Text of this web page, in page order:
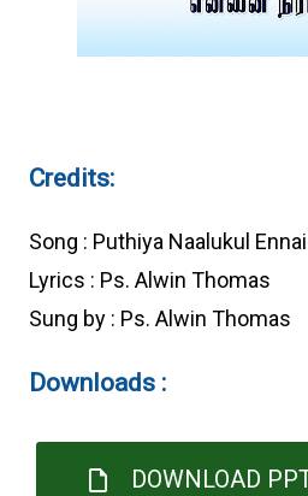
Credits:
Song : Puthiya Naalukul
Lyrics : Ps. Alwin Thomas
Sung by : Ps. Alwin Thomas
Downloads :
DOWNLOAD